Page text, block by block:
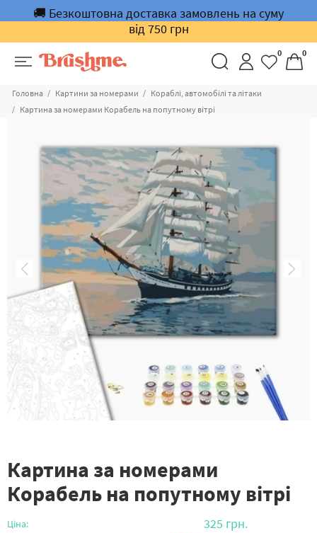
🚚 Безкоштовна доставка замовлень на суму
від 750 грн
0 0
Головна Картини за номерами
Кораблі, автомобілі та літаки
Картина за номерами Корабель на попутному вітрі
Картина за номерами
Корабель на попутному вітрі
Ціна: 325 грн.